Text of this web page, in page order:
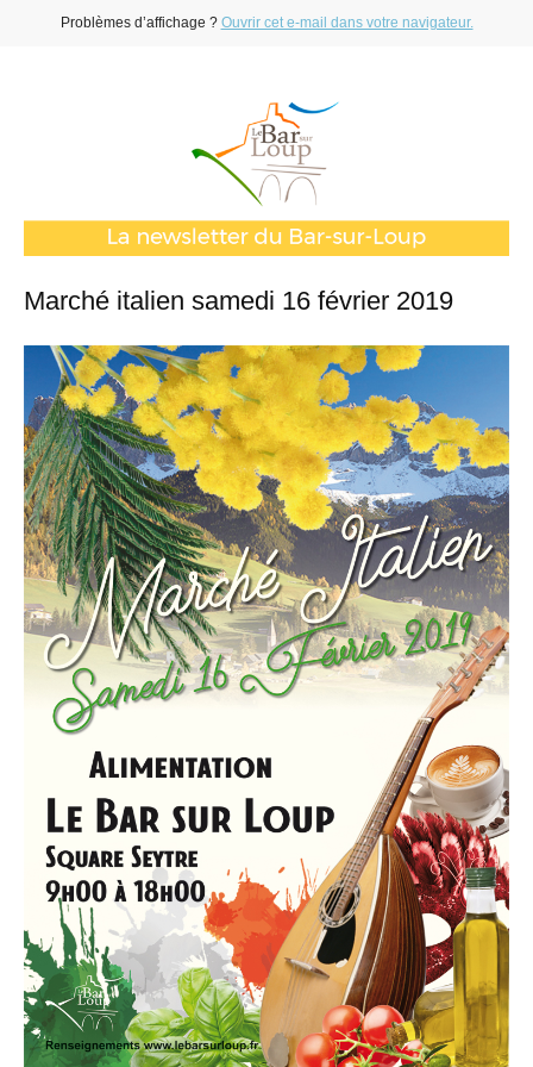
Problèmes d’affichage ? Ouvrir cet e-mail dans votre navigateur.
Marché italien samedi 16 février 2019